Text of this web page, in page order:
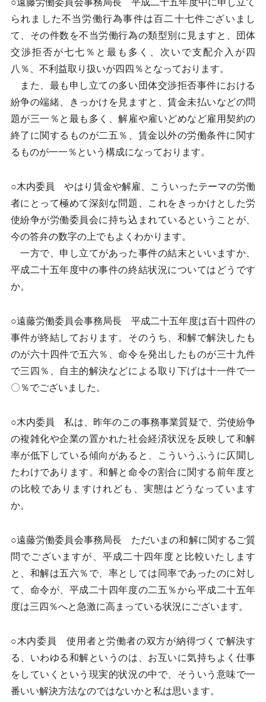
○遠藤労働委員会事務局長 平成二十五年度中に申し立て
られました不当労働行為事件は百二十七件ございまし
て、その件数を不当労働行為の類型別に見ますと、団体
交渉拒否が七七％と最も多く、次いで支配介入が四
八％、不利益取り扱いが四四％となっております。
また、最も申し立ての多い団体交渉拒否事件における
紛争の端緒、きっかけを見ますと、賃金未払いなどの問
題が三一％と最も多く、解雇や雇いどめなど雇用契約の
終了に関するものが二五％、賃金以外の労働条件に関す
るものが一一％という構成になっております。
○木内委員 やはり賃金や解雇、こういったテーマの労働
者にとって極めて深刻な問題、これをきっかけとした労
使紛争が労働委員会に持ち込まれているということが、
今の答弁の数字の上でもよくわかります。
一方で、申し立てがあった事件の結末といいますか、
平成二十五年度中の事件の終結状況についてはどうです
か。
○遠藤労働委員会事務局長 平成二十五年度は百十四件の
事件が終結しております。そのうち、和解で解決したも
のが六十四件で五六％、命令を発出したものが三十九件
で三四％、自主的解決などによる取り下げは十一件で一
〇％でございました。
○木内委員 私は、昨年のこの事務事業質疑で、労使紛争
の複雑化や企業の置かれた社会経済状況を反映して和解
率が低下している傾向があると、こういうふうに仄聞し
たわけであります。和解と命令の割合に関する前年度と
の比較でありますけれども、実態はどうなっています
か。
○遠藤労働委員会事務局長 ただいまの和解に関するご質
問でございますが、平成二十四年度と比較いたします
と、和解は五六％で、率としては同率であったのに対し
て、命令が、平成二十四年度の二五％から平成二十五年
度は三四％へと急激に高まっている状況にございます。
○木内委員 使用者と労働者の双方が納得づくで解決す
る、いわゆる和解というのは、お互いに気持ちよく仕事
をしていくという現実的状況の中で、そういう意味で一
番いい解決方法なのではないかと私は思います。